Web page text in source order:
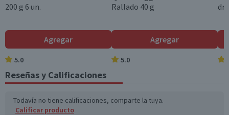
o disponibles (g)
Fibra (g) 2,6
*Ingesta de referencia de un adulto promedio (8400 kj / 2000 kcal)
Garantía Mínima Legal
Garantía Proveedor
Válida hasta su fecha de caducidad
200 g 6 un.
Agregar
5.0
Rallado 40 g
Agregar
5.0
Reseñas y Calificaciones
Todavía no tiene calificaciones, comparte la tuya.
Calificar producto